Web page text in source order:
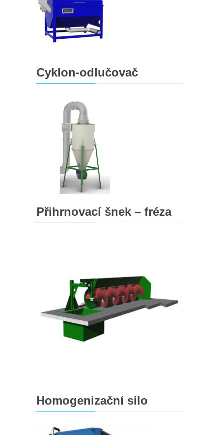
Cyklon-odlučovač
Přihrnovací šnek – fréza
Homogenizační silo